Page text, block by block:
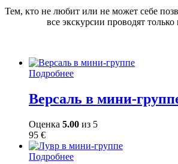
Тем, кто не любит или не может себе
все экскурсии проводят
Подробнее
Версаль в мини-
Оценка 5.00 из 5
95 €
Подробнее